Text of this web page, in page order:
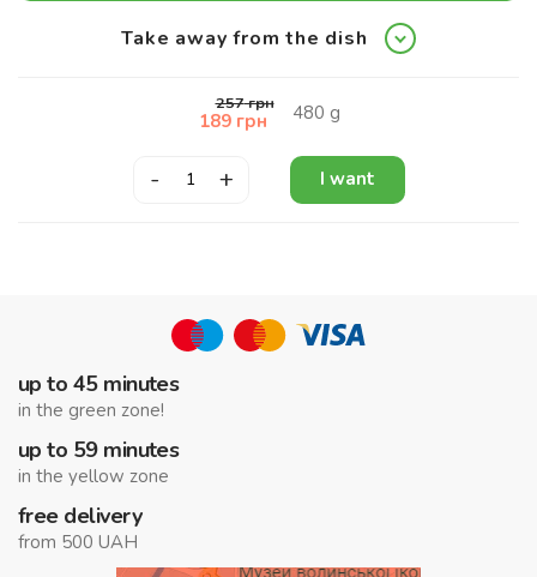
Take away from the dish
257грн
189грн 480 g
- + I want
up to 45 minutes
in the green zone!
up to 59 minutes
in the yellow zone
free delivery
from 500 UAH